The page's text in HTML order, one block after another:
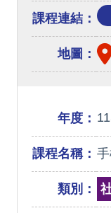
課程連結：
地圖：
年度：
課程名稱：
類別：